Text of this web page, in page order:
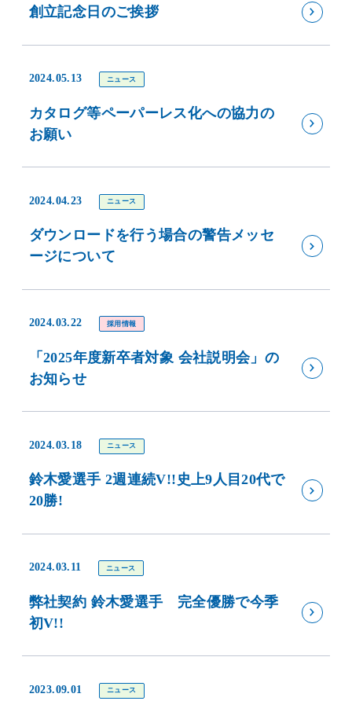
創立記念日のご挨拶
2024.05.13 ニュース
カタログ等ペーパーレス化への協力の
お願い
2024.04.23 ニュース
ダウンロードを行う場合の警告メッセ
ージについて
2024.03.22 採用情報
「2025年度新卒者対象 会社説明会」の
お知らせ
2024.03.18 ニュース
鈴木愛選手 2週連続V!!史上9人目20代で
20勝!
2024.03.11 ニュース
弊社契約 鈴木愛選手 完全優勝で今季
初V!!
2023.09.01 ニュース